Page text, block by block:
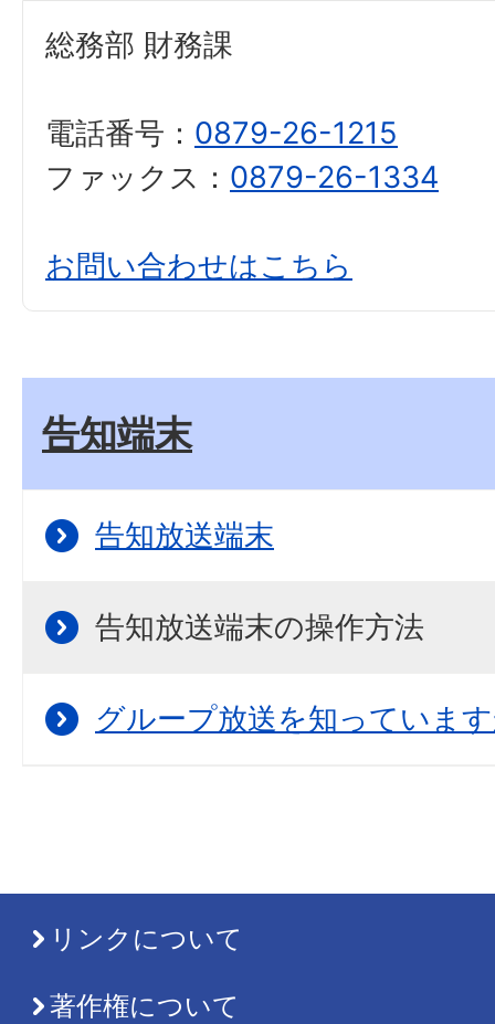
総務部 財務課
電話番号： 0879-26-1215
ファックス： 0879-26-1334
お問い合わせはこちら
告知端末
告知放送端末
告知放送端末の操作方法
グループ放送を知っていま
リンクについて
著作権について